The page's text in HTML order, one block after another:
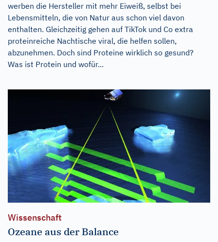
werben die Hersteller mit mehr Eiweiß, selbst bei
Lebensmitteln, die von Natur aus schon viel davon
enthalten. Gleichzeitig gehen auf TikTok und Co extra
proteinreiche Nachtische viral, die helfen sollen,
abzunehmen. Doch sind Proteine wirklich so gesund?
Was ist Protein und wofür...
Wissenschaft
Ozeane aus der Balance